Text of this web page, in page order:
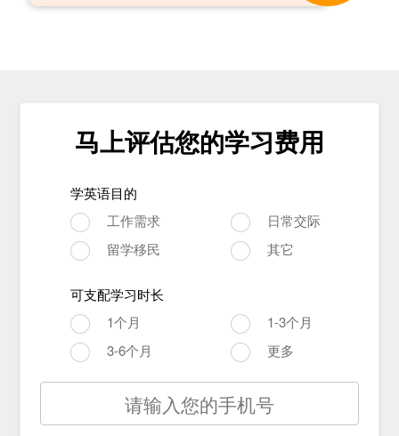
马上评估您的学习费用
学英语目的
工作需求
日常交际
留学移民
其它
可支配学习时长
1个月
1-3个月
3-6个月
更多